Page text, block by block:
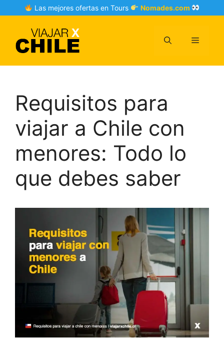
to
Las mejores ofertas en Tours Nomades.com
Menu
Requisitos para
viajar a Chile con
menores: Todo lo
que debes saber